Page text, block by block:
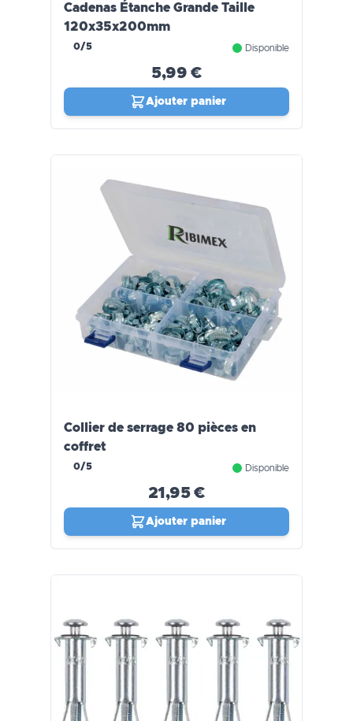
Cadenas Étanche Grande Taille
120x35x200mm
0/5 Disponible
5,99 €
Ajouter panier
Collier de serrage 80 pièces en
coffret
0/5 Disponible
21,95 €
Ajouter panier